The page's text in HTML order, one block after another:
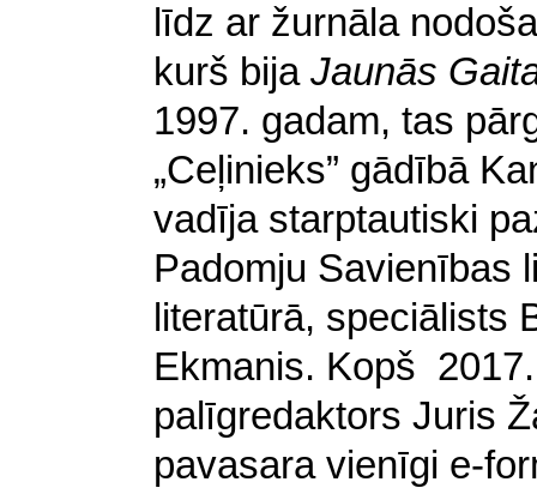
līdz ar žurnāla
kurš bija Jaunās
1997. gadam, tas
„Ceļinieks” gādībā
vadīja starptautiski
Padomju Savienības
literatūrā, speciālists
Ekmanis. Kopš
palīgredaktors Juris
pavasara vienīgi e-